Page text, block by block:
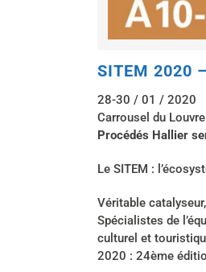
SITEM 2020
28-30 / 01 / 2020
Carrousel du
Procédés Hallier
Le SITEM :
Véritable
Spécialistes de
culturel et
2020 : 24ème